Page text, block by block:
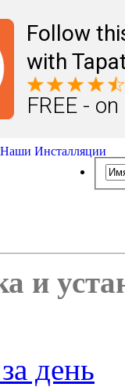
Follow
with
FREE -
и
день